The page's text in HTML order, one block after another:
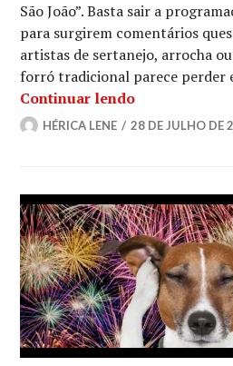
São João”. Basta sair a
para surgirem comentários
artistas de sertanejo, arrocha
forró tradicional parece perder
Continuar lendoAinda é São
HÉRICA LENE 28 DE JULHO DE